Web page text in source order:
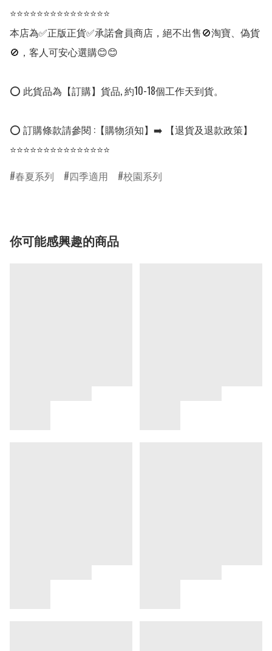
⭐⭐⭐⭐⭐⭐⭐⭐⭐⭐⭐⭐⭐⭐⭐
本店為✅正版正貨✅承諾會員商店，絕不出售🚫淘寶、偽貨
🚫，客人可安心選購😊😊
⭕ 此貨品為【訂購】貨品, 約10-18個工作天到貨。
⭕ 訂購條款請參閱 :【購物須知】➡️ 【退貨及退款政策】
⭐⭐⭐⭐⭐⭐⭐⭐⭐⭐⭐⭐⭐⭐⭐
春夏系列
四季適用 校園系列
你可能感興趣的商品